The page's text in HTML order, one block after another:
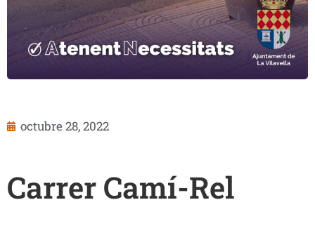
octubre 28, 2022
Carrer Camí-Rel